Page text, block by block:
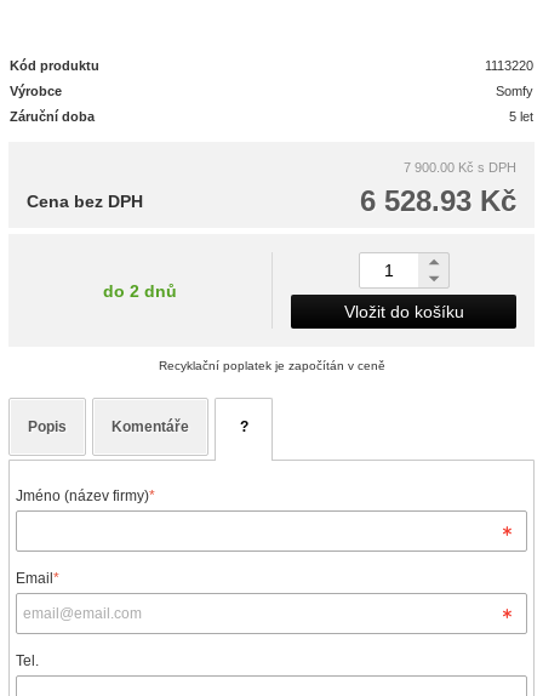
Kód produktu
1113220
Výrobce
Somfy
Záruční doba
5 let
7 900.00 Kč s DPH
6 528.93 Kč
Cena bez DPH
do 2 dnů
Vložit do košíku
Recyklační poplatek je započítán v ceně
Popis Komentáře ?
Jméno (název firmy)*
Email *
Tel.